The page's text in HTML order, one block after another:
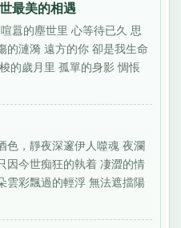
最美的相遇
囂的塵世里 心等待已久 思
的漣漪 遠方的你 卻是我生命
的歲月里 孤單的身影 惆悵
色，靜夜深邃伊人噬魂 夜瀾
因今世痴狂的執着 凄澀的情
雲彩飄過的輕浮 無法遮擋陽